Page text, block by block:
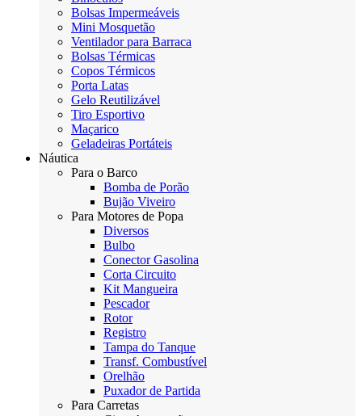
Bolsas Impermeáveis
Mini Mosquetão
Ventilador para Barraca
Bolsas Térmicas
Copos Térmicos
Porta Latas
Gelo Reutilizável
Tiro Esportivo
Maçarico
Geladeiras Portáteis
Náutica
Para o Barco
Bomba de Porão
Bujão Viveiro
Para Motores de Popa
Diversos
Bulbo
Conector Gasolina
Corta Circuito
Kit Mangueira
Pescador
Rotor
Registro
Tampa do Tanque
Transf. Combustível
Orelhão
Puxador de Partida
Para Carretas